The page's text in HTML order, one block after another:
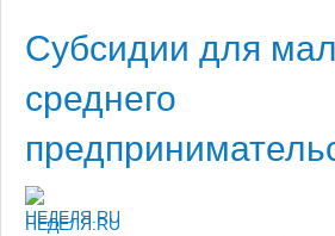
Субсидии для
среднего
НЕДЕЛЯ.RU